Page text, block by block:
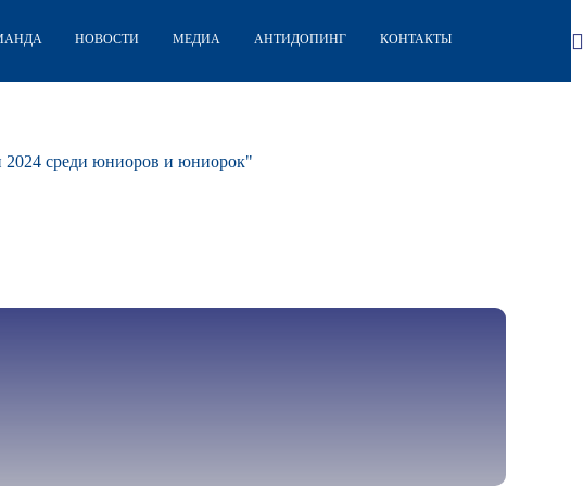
НОВОСТИ МЕДИА АНТИДОПИНГ КОНТАКТЫ
2024 среди юниоров и юниорок"